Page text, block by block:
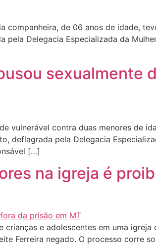
companheira, de 06 anos de idade,
Delegacia Especializada da
sexualmente
vulnerável contra duas menores de
deflagrada pela Delegacia
[…]
na igreja é
e adolescentes em uma
Ferreira negado. O processo corre